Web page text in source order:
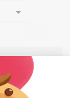
arrow_drop_down
Motif